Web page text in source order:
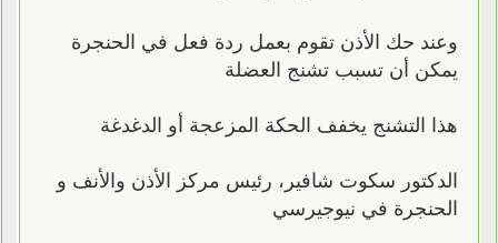
وعند حك الأذن تقوم بعمل ردة فعل في الحنجرة
يمكن أن تسبب تشنج العضلة
هذا التشنج يخفف الحكة المزعجة أو الدغدغة
الدكتور سكوت شافير، رئيس مركز الأذن والأنف و
الحنجرة في نيوجيرسي